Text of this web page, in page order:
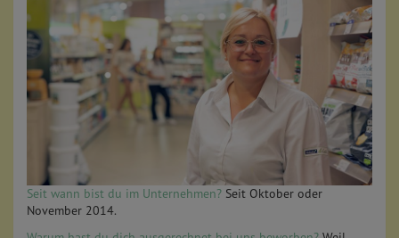
Seit wann bist du im Unternehmen? Seit Oktober oder
November 2014.